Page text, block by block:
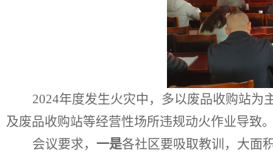
2024年度发生火灾中，多以废品收购站为
及废品收购站等经营性场所违规动火作业导致
会议要求， 一是各社区要吸取教训，大面